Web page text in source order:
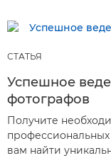
СТАТЬЯ
Успешное
фотографов
Получите
вам найти